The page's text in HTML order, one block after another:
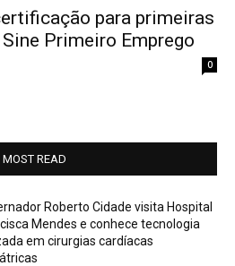
para primeiras
Primeiro Emprego
0
MOST READ
Roberto Cidade visita Hospital
Mendes e conhece tecnologia
em cirurgias cardíacas